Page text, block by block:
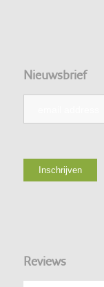
Nieuwsbrief
Reviews